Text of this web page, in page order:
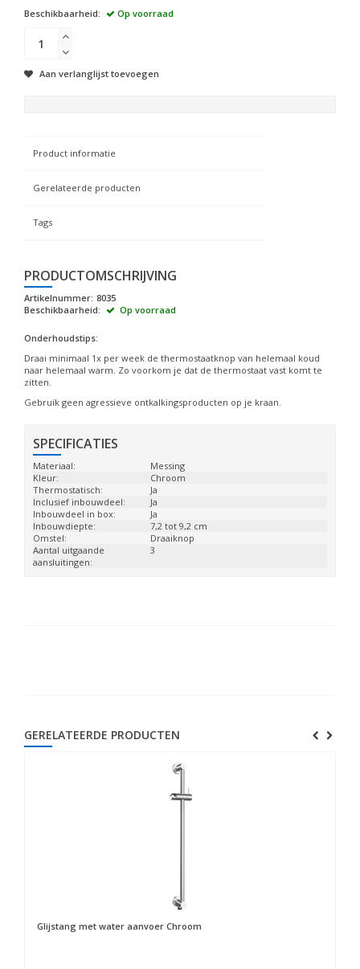
Beschikbaarheid:
Op voorraad
Aan verlanglijst toevoegen
Product informatie
Gerelateerde producten
Tags
PRODUCTOMSCHRIJVING
Artikelnummer: 8035
Beschikbaarheid:
Op voorraad
Onderhoudstips:
Draai minimaal 1x per week de thermostaatknop van helemaal koud
naar helemaal warm. Zo voorkom je dat de thermostaat vast komt te
zitten.
Gebruik geen agressieve ontkalkingsproducten op je kraan.
SPECIFICATIES
Materiaal:
Messing
Kleur:
Chroom
Thermostatisch:
Ja
Inclusief inbouwdeel:
Ja
Inbouwdeel in box:
Ja
Inbouwdiepte:
7,2 tot 9,2 cm
Omstel:
Draaiknop
Aantal uitgaande
aansluitingen:
3
GERELATEERDE PRODUCTEN
Glijstang met water aanvoer Chroom